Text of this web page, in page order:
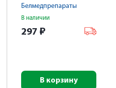
Белмедпрепараты
В наличии
297 ₽
В корзину